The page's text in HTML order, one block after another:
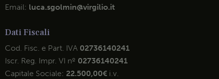
Email: luca.sgolmin@virgilio.it
Dati Fiscali
Cod. Fisc. e Part. IVA 02736140241
Iscr. Reg. Impr. VI nº 02736140241
Capitale Sociale: 22.500,00€ i.v.